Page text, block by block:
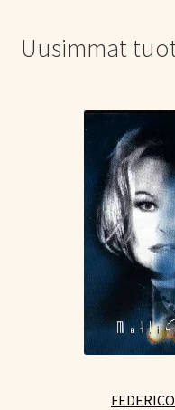
Uusimmat